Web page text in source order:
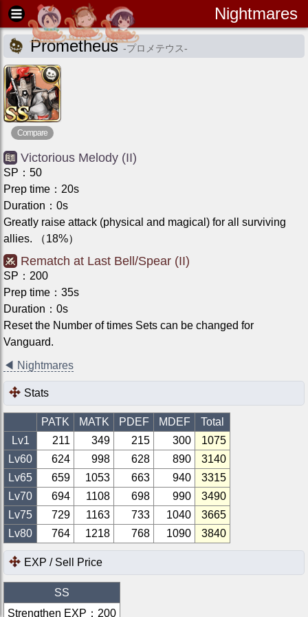
Nightmares
Prometheus -プロメテウス-
Compare
Victorious Melody (II)
SP ： 50
Prep time ： 20s
Duration ： 0s
Greatly raise attack (physical and magical) for all surviving
allies.
（18%）
Rematch at Last Bell/Spear (II)
SP ： 200
Prep time ： 35s
Duration ： 0s
Reset the Number of times Sets can be changed for
Vanguard.
◀ Nightmares
Stats
PATK MATK PDEF MDEF
Total
Lv1
211 349 215 300
1075
Lv60 624 998 628 890
3140
Lv65 659 1053 663 940
3315
Lv70 694 1108 698 990
3490
Lv75 729 1163 733 1040
3665
Lv80 764 1218 768 1090 3840
EXP / Sell Price
SS
Strengthen EXP ： 200